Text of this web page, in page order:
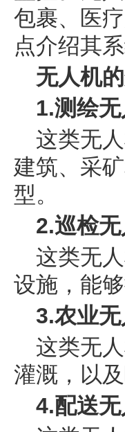
包裹、医
点介绍其系
无人机
1.测绘
这类无
建筑、采
型。
2.巡检
这类无
设施，能
3.农业
这类无
灌溉，以
4.配送